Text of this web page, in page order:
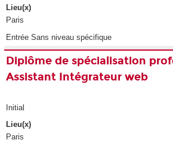
Lieu(x)
Paris
Entrée Sans niveau spécifique
Diplôme de spécialisation
Assistant Intégrateur web
Initial
Lieu(x)
Paris